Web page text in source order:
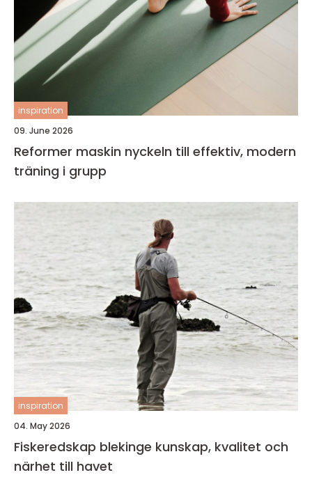
inspiration
09. June 2026
Reformer maskin nyckeln till effektiv, modern
träning i grupp
inspiration
04. May 2026
Fiskeredskap blekinge kunskap, kvalitet och
närhet till havet